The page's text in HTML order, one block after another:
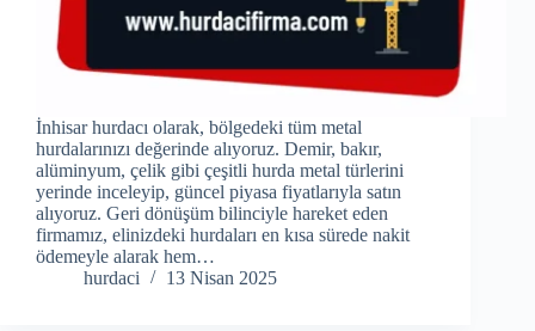
İnhisar hurdacı olarak, bölgedeki tüm metal
hurdalarınızı değerinde alıyoruz. Demir, bakır,
alüminyum, çelik gibi çeşitli hurda metal türlerini
yerinde inceleyip, güncel piyasa fiyatlarıyla satın
alıyoruz. Geri dönüşüm bilinciyle hareket eden
firmamız, elinizdeki hurdaları en kısa sürede nakit
ödemeyle alarak hem…
hurdaci
13 Nisan 2025